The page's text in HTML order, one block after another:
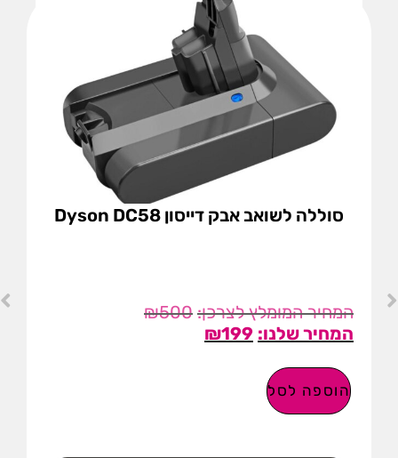
סוללה לשואב אבק דייסון Dyson DC58
₪500
₪199
הוספה לסל